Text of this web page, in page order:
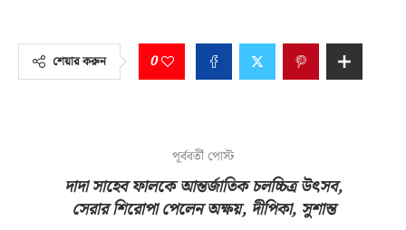
শেয়ার করুন 0
পূর্ববর্তী পোস্ট
দাদা সাহেব ফালকে আন্তর্জাতিক চলচ্চিত্র উৎসব,
সেরার শিরোপা পেলেন অক্ষয়, দীপিকা, সুশান্ত